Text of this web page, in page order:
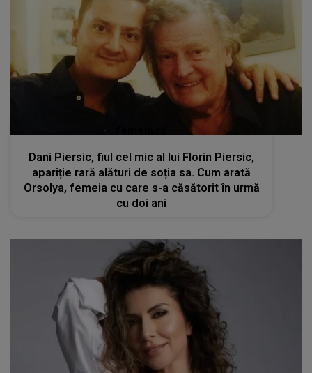
Dani Piersic, fiul cel mic al lui Florin Piersic,
apariție rară alături de soția sa. Cum arată
Orsolya, femeia cu care s-a căsătorit în urmă
cu doi ani